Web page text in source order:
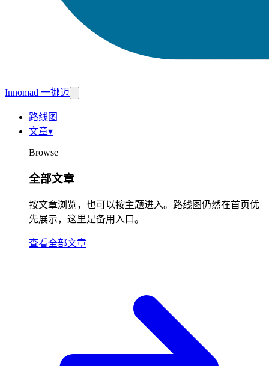
Innomad 一挪迈
路线图
文章▾
Browse
全部文章
按文章浏览，也可以按主题进入。路线图仍然在首页优
先展示，这里是备用入口。
查看全部文章